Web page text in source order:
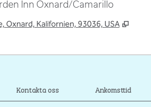
Inn Oxnard/Camarillo
Oxnard, Kalifornien, 93036, USA ,
Kontakta oss Ankomsttid